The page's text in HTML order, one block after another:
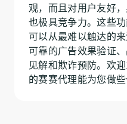
观，而且对用户友好
也极具竞争力。这些
可以从最难以触达的
可靠的广告效果验证
见解和欺诈预防。欢
的赛赛代理能为您做些